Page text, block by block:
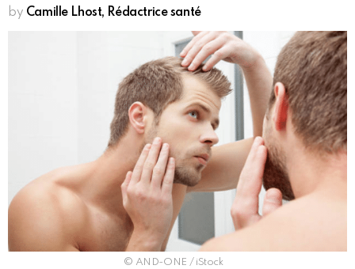
by Camille Lhost, Rédactrice santé
© AND-ONE / iStock